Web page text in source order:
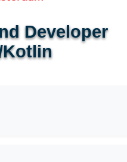
Developer
Kotlin